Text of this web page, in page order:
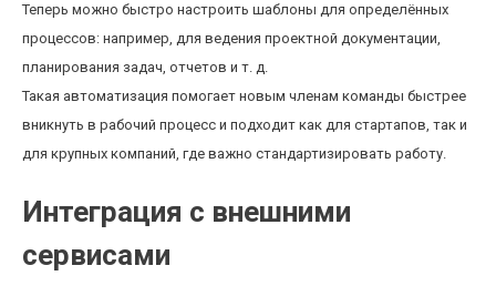
Теперь можно быстро настроить шаблоны для определённых
процессов: например, для ведения проектной документации,
планирования задач, отчетов и т. д.
Такая автоматизация помогает новым членам команды быстрее
вникнуть в рабочий процесс и подходит как для стартапов, так и
для крупных компаний, где важно стандартизировать работу.
Интеграция с внешними
сервисами